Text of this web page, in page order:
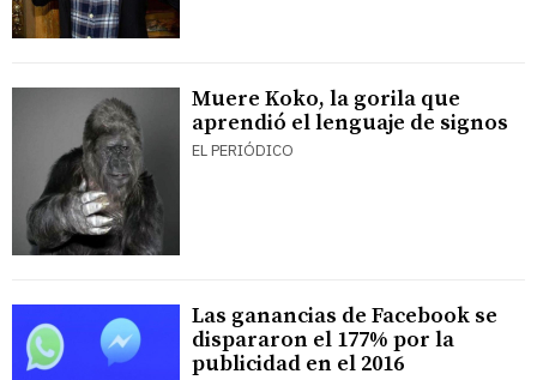
Muere Koko, la gorila que
aprendió el lenguaje de signos
EL PERIÓDICO
Las ganancias de Facebook se
dispararon el 177% por la
publicidad en el 2016